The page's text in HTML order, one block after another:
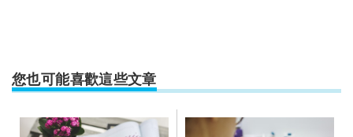
您也可能喜歡這些文章